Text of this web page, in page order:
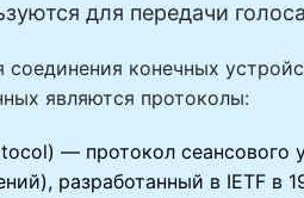
для передачи
конечных
являются протоколы:
— протокол
разработанный в IETF в